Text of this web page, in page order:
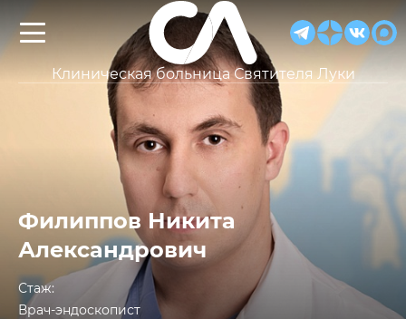
Клиническая больница Святителя Луки
Филиппов Никита
Александрович
Стаж:
Врач-эндоскопист